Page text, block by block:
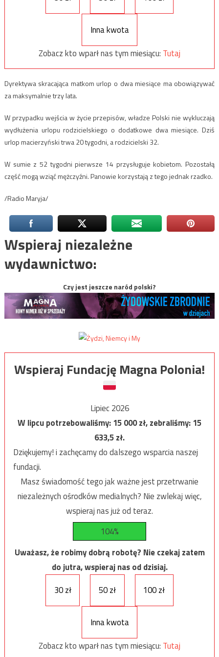
Inna kwota
Zobacz kto wparł nas tym miesiącu: Tutaj
Dyrektywa skracająca matkom urlop o dwa miesiące ma obowiązywać
za maksymalnie trzy lata.
W przypadku wejścia w życie przepisów, władze Polski nie wykluczają
wydłużenia urlopu rodzicielskiego o dodatkowe dwa miesiące. Dziś
urlop macierzyński trwa 20 tygodni, a rodzicielski 32.
W sumie z 52 tygodni pierwsze 14 przysługuje kobietom. Pozostałą
część mogą wziąć mężczyźni. Panowie korzystają z tego jednak rzadko.
/Radio Maryja/
Wspieraj niezależne
wydawnictwo:
Czy jest jeszcze naród polski?
Wspieraj Fundację Magna Polonia!
Lipiec 2026
W lipcu potrzebowaliśmy:15 000zł, zebraliśmy:15
633,5zł.
Dziękujemy! i zachęcamy do dalszego wsparcia naszej
fundacji.
Masz świadomość tego jak ważne jest przetrwanie
niezależnych ośrodków medialnych? Nie zwlekaj więc,
wspieraj nas już od teraz.
104%
Uważasz, że robimy dobrą robotę? Nie czekaj zatem
do jutra, wspieraj nas od dzisiaj.
30 zł
50 zł 100 zł
Inna kwota
Zobacz kto wparł nas tym miesiącu: Tutaj